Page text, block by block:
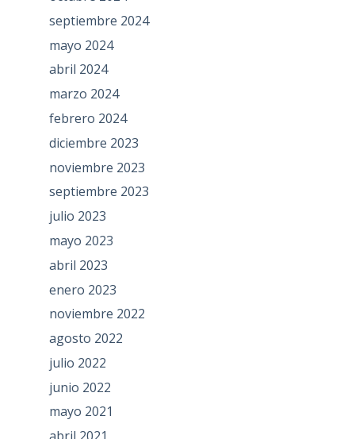
septiembre 2024
mayo 2024
abril 2024
marzo 2024
febrero 2024
diciembre 2023
noviembre 2023
septiembre 2023
julio 2023
mayo 2023
abril 2023
enero 2023
noviembre 2022
agosto 2022
julio 2022
junio 2022
mayo 2021